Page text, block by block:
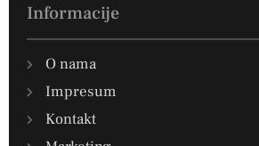
Informacije
O nama
Impresum
Kontakt